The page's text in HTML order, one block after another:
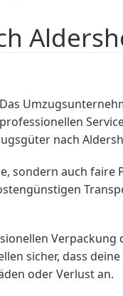
nach
sondern auch faire
Verpackung
sicher, dass deine
oder Verlust an.